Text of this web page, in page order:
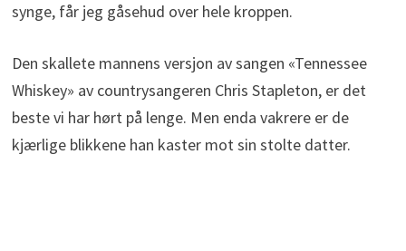
synge, får jeg gåsehud over hele kroppen.
Den skallete mannens versjon av sangen «Tennessee
Whiskey» av countrysangeren Chris Stapleton, er det
beste vi har hørt på lenge. Men enda vakrere er de
kjærlige blikkene han kaster mot sin stolte datter.